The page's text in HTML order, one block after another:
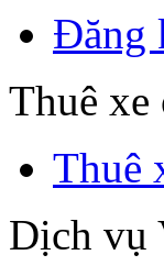
Đăng
Thuê xe
Thuê
Dịch vụ